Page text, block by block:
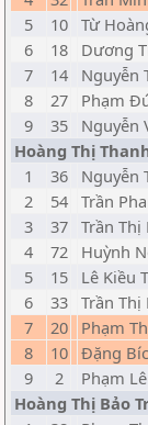
5
10 Từ
6
18 Dương
7
14 Nguyễn
8
27 Phạm
9
35 Nguyễn
Hoàng Thị
1
36 Nguyễn
2
54 Trần
3
37 Trần Thị
4
72 Huỳnh
5
15 Lê Kiều
6
33 Trần Thị
7
20 Phạm
8
10 Đặng
9
2 Phạm
Hoàng Thị Bảo